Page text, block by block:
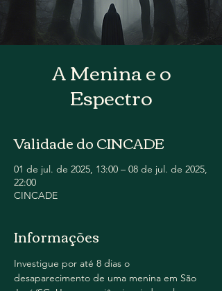
A Menina e o
Espectro
Validade do CINCADE
01 de jul. de 2025, 13:00 – 08 de jul. de 2025,
22:00
CINCADE
Informações
Investigue por até 8 dias o
desaparecimento de uma menina em São